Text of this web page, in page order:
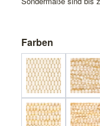
Farben